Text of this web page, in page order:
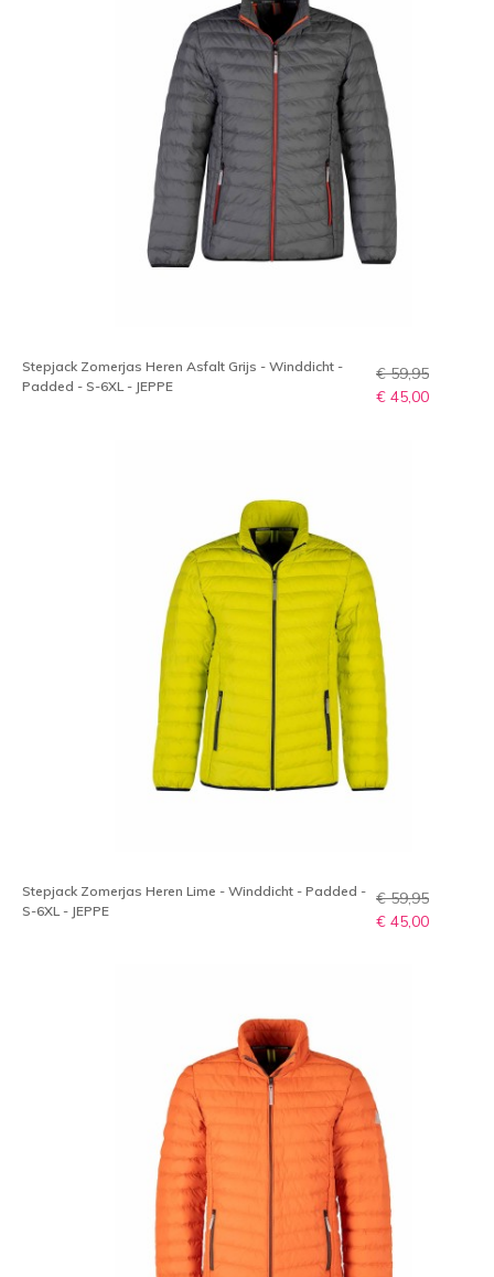
Stepjack Zomerjas Heren Asfalt Grijs - Winddicht -
Padded - S-6XL - JEPPE
€ 59,95
€ 45,00
Stepjack Zomerjas Heren Lime - Winddicht - Padded -
S-6XL - JEPPE
€ 59,95
€ 45,00